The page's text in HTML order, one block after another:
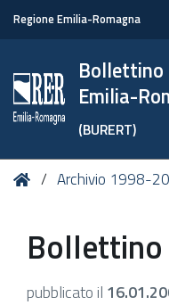
Regione Emilia-Romagna
Bollettino
Emilia-
(BURERT)
Tu HomeArchivio 1998-
pubblicato il